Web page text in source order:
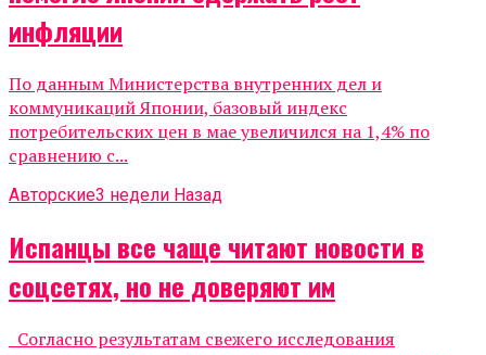
инфляции
По данным Министерства внутренних дел и
коммуникаций Японии, базовый индекс
потребительских цен в мае увеличился на 1,4% по
сравнению с...
Авторские3 недели Назад
Испанцы все чаще читают новости в
соцсетях, но не доверяют им
Согласно результатам свежего исследования